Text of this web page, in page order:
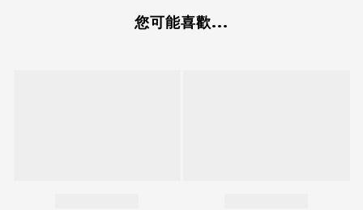
您可能喜歡...